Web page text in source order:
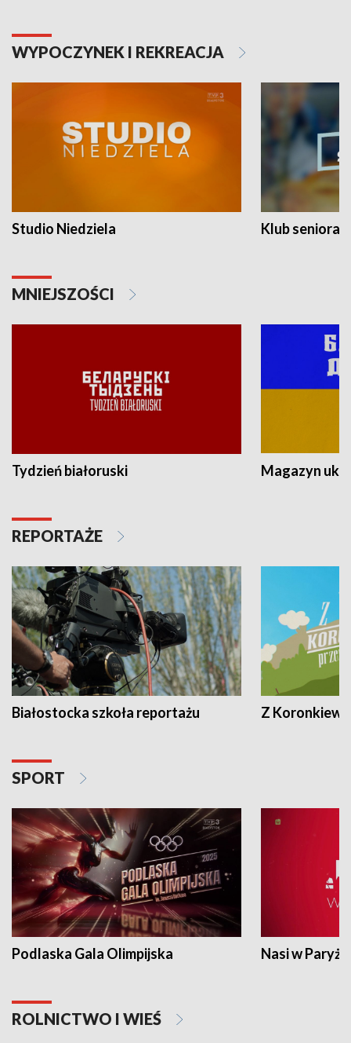
WYPOCZYNEK I REKREACJA
Studio Niedziela Klub seniora
MNIEJSZOŚCI
Tydzień białoruski Magazyn
REPORTAŻE
Białostocka szkoła reportażu Z
SPORT
Podlaska Gala Olimpijska Nasi w Paryżu
ROLNICTWO I WIEŚ